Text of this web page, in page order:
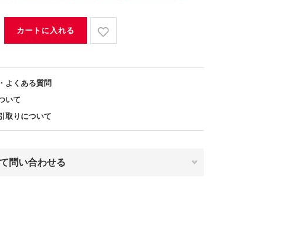
カートに入れる
よくある質問
いて
取りについて
問い合わせる